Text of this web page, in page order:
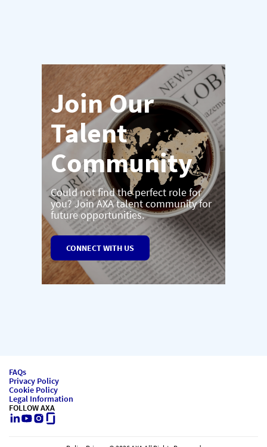
Join Our
Talent
Community
Could not find the perfect role for
you? Join AXA talent community for
future opportunities.
CONNECT WITH US
FAQs
Privacy Policy
Cookie Policy
Legal Information
FOLLOW AXA
LinkedIn
Youtube
Instagram
Glassdoor